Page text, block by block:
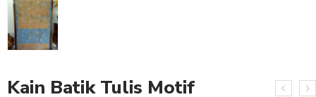
Kain Batik Tulis Motif